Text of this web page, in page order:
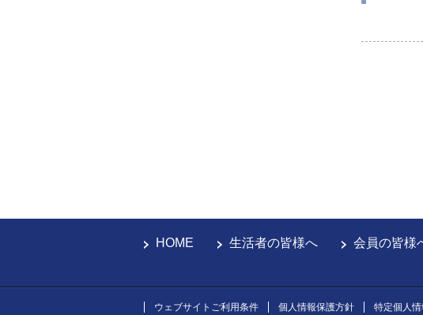
HOME 生活者の皆様へ 会員の皆様
ウェブサイトご利用条件 個人情報保護方針 特定個人